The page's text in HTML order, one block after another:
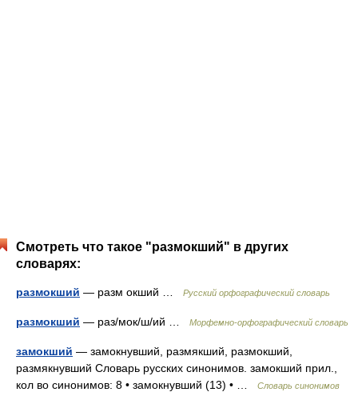
Смотреть что такое "размокший" в других
словарях:
размокший — разм окший … Русский орфографический словарь
размокший — раз/мок/ш/ий … Морфемно-орфографический словарь
замокший — замокнувший, размякший, размокший,
размякнувший Словарь русских синонимов. замокший прил.,
кол во синонимов: 8 • замокнувший (13) • …
Словарь синонимов